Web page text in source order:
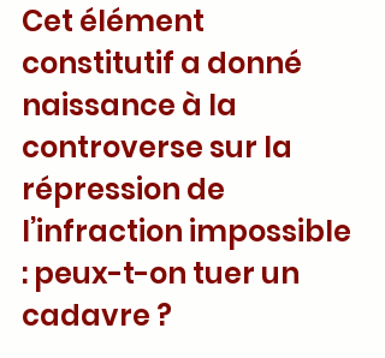
Cet élément
constitutif a donné
naissance à la
controverse sur la
répression de
l’infraction impossible
: peux-t-on tuer un
cadavre ?